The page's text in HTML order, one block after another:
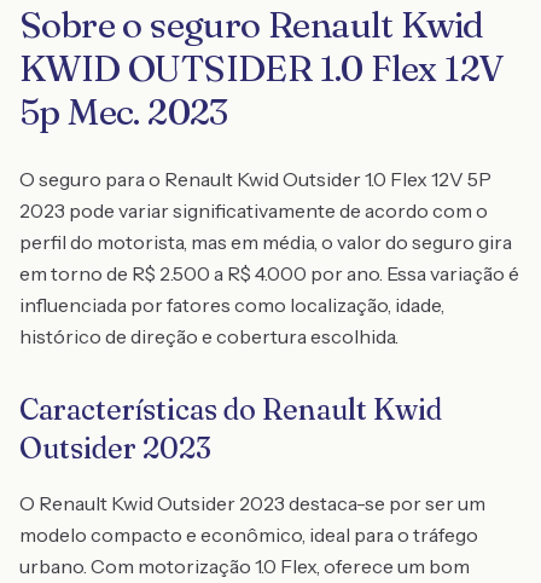
Sobre o seguro Renault Kwid
KWID OUTSIDER 1.0 Flex 12V
5p Mec. 2023
O seguro para o Renault Kwid Outsider 1.0 Flex 12V 5P
2023 pode variar significativamente de acordo com o
perfil do motorista, mas em média, o valor do seguro gira
em torno de R$ 2.500 a R$ 4.000 por ano. Essa variação é
influenciada por fatores como localização, idade,
histórico de direção e cobertura escolhida.
Características do Renault Kwid
Outsider 2023
O Renault Kwid Outsider 2023 destaca-se por ser um
modelo compacto e econômico, ideal para o tráfego
urbano. Com motorização 1.0 Flex, oferece um bom